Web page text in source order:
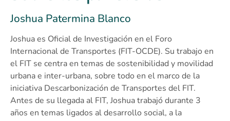
Joshua Patermina Blanco
Joshua es Oficial de Investigación en el Foro
Internacional de Transportes (FIT-OCDE). Su trabajo en
el FIT se centra en temas de sostenibilidad y movilidad
urbana e inter-urbana, sobre todo en el marco de la
iniciativa Descarbonización de Transportes del FIT.
Antes de su llegada al FIT, Joshua trabajó durante 3
años en temas ligados al desarrollo social, a la